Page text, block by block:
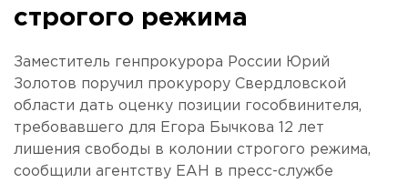
строгого режима
Заместитель генпрокурора России Юрий
Золотов поручил прокурору Свердловской
области дать оценку позиции гособвинителя,
требовавшего для Егора Бычкова 12 лет
лишения свободы в колонии строгого режима,
сообщили агентству ЕАН в пресс-службе